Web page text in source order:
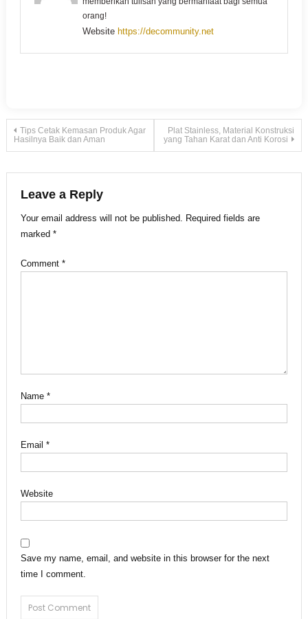
orang!
Website https://decommunity.net
Post
Tips Cetak Kemasan Produk Agar
Hasilnya Baik dan Aman
Plat Stainless, Material Konstruksi
yang Tahan Karat dan Anti Korosi
Leave a Reply
Your email address will not be published. Required fields are
marked *
Comment *
Name *
Email *
Website
Save my name, email, and website in this browser for the next
time I comment.